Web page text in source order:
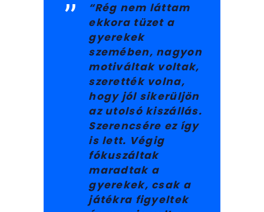
“Rég nem láttam
ekkora tüzet a
gyerekek
szemében, nagyon
motiváltak voltak,
szerették volna,
hogy jól sikerüljön
az utolsó kiszállás.
Szerencsére ez így
is lett. Végig
fókuszáltak
maradtak a
gyerekek, csak a
játékra figyeltek